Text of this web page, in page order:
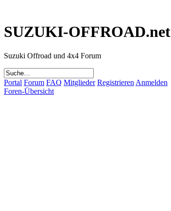
SUZUKI-OFFROAD.net
Suzuki Offroad und 4x4 Forum
Portal Forum FAQ Mitglieder Registrieren Anmelden
Foren-Übersicht